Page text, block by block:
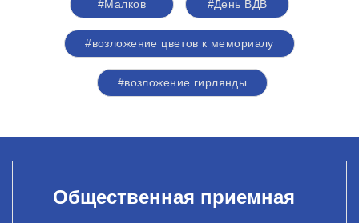
#Малков #День ВДВ
#возложение цветов к мемориалу
#возложение гирлянды
Общественная приемная